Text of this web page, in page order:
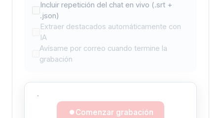
Incluir repetición del chat en vivo (.srt +
.json)
Extraer destacados automáticamente con
IA
Avísame por correo cuando termine la
grabación
·
Comenzar grabación